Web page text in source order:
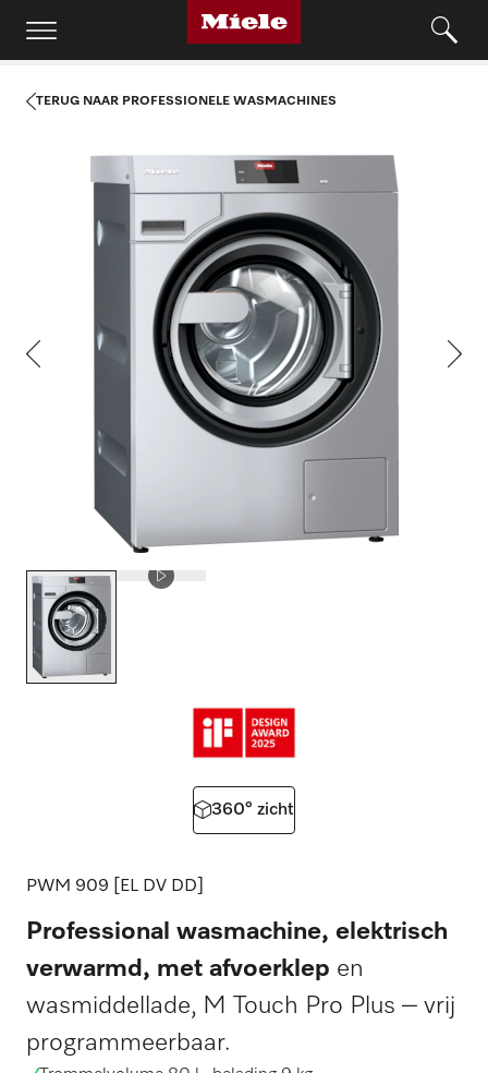
TERUG NAAR PROFESSIONELE WASMACHINES
360° zicht
PWM 909 [EL DV DD]
Professional wasmachine, elektrisch
verwarmd, met afvoerklep en
wasmiddellade, M Touch Pro Plus – vrij
programmeerbaar.